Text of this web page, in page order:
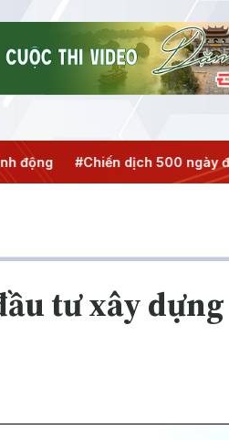
dịch 500 ngày đêm
tư xây